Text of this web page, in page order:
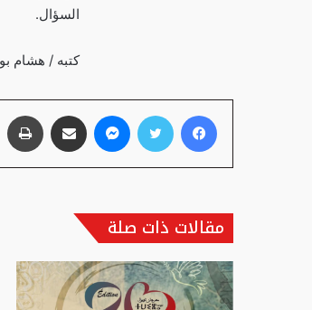
السؤال.
كتبه / هشام
فيسبوك تويتر ماسنجر مشاركة عبر البريد
مقالات ذات صلة